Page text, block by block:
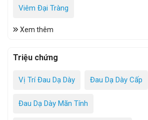
Viêm Đại Tràng
Xem thêm
Triệu chứng
Vị Trí Đau Dạ Dày Đau Dạ Dày Cấp
Đau Dạ Dày Mãn Tính